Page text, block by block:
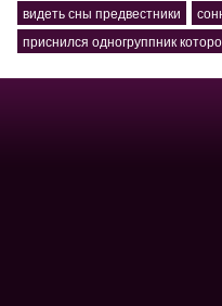
видеть сны предвестники
приснился одногруппник